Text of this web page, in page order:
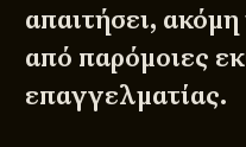
απαιτήσει,
από παρόμοιες
επαγγελματίας.